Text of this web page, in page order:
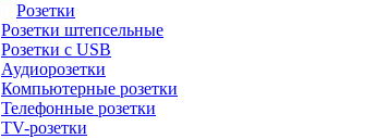
Розетки
Розетки штепсельные
Розетки с USB
Аудиорозетки
Компьютерные розетки
Телефонные розетки
TV-розетки